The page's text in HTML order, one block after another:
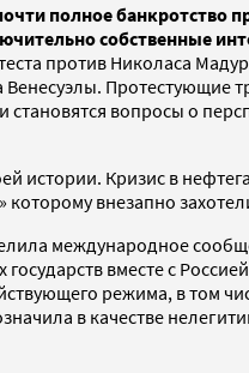
полное
собственные
против Николаса
вопросы о
истории. Кризис в
внезапно
международное
вместе с
режима, в том
в качестве